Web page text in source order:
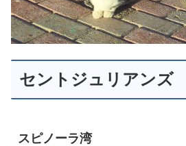
セントジュリアンズ
スピノーラ湾